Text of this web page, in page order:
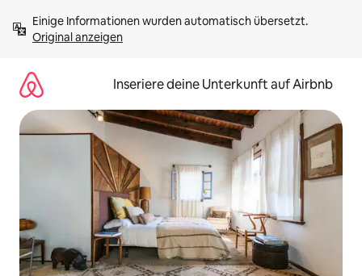
Inhalten
springenOriginal anzeigen
Inseriere deine Unterkunft auf Airbnb